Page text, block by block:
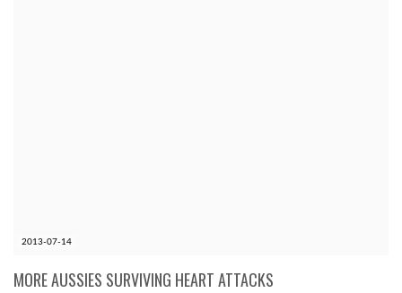
2013-07-14
MORE AUSSIES SURVIVING HEART ATTACKS